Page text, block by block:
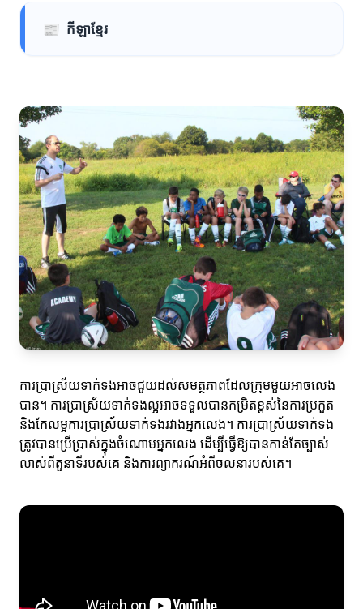
📰 កីឡាខ្មែរ
ការប្រាស្រ័យទាក់ទងអាចជួយដល់សមត្ថភាពដែលក្រុមមួយអាចលេង
បាន។ ការប្រាស្រ័យទាក់ទងល្អអាចទទួលបានកម្រិតខ្ពស់នៃការប្រកួត
និងកែលម្អការប្រាស្រ័យទាក់ទងរវាងអ្នកលេង។ ការប្រាស្រ័យទាក់ទង
ត្រូវបានប្រើប្រាស់ក្នុងចំណោមអ្នកលេង ដើម្បីធ្វើឱ្យបានកាន់តែច្បាស់
លាស់ពីតួនាទីរបស់គេ និងការព្យាករណ៍អំពីចលនារបស់គេ។